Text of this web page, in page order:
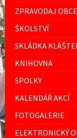
ZPRAVODAJ OBCE
ŠKOLSTVÍ
SKLÁDKA
KNIHOVNA
SPOLKY
KALENDÁŘ AKCÍ
FOTOGALERIE
ELEKTRONICKÝ